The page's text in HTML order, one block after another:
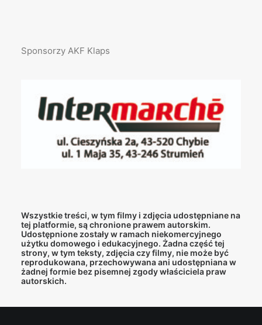
Sponsorzy AKF Klaps
Wszystkie treści, w tym filmy i zdjęcia udostępniane na
tej platformie, są chronione prawem autorskim.
Udostępnione zostały w ramach niekomercyjnego
użytku domowego i edukacyjnego. Żadna część tej
strony, w tym teksty, zdjęcia czy filmy, nie może być
reprodukowana, przechowywana ani udostępniana w
żadnej formie bez pisemnej zgody właściciela praw
autorskich.